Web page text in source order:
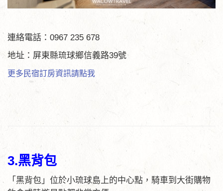
連絡電話：0967 235 678
地址：屏東縣琉球鄉信義路39號
更多民宿訂房資訊請點我
3.黑背包
「黑背包」位於小琉球島上的中心點，騎車到大街購物